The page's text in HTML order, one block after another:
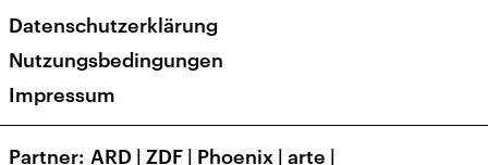
Veranstaltungen
Presse
Karriere
Transparenz
Datenschutzerklärung
Nutzungsbedingungen
Impressum
Partner ARD | ZDF | Phoenix | arte |